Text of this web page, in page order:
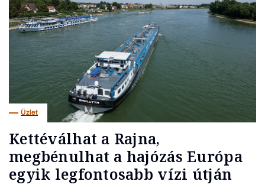
Üzlet
Kettéválhat a Rajna,
megbénulhat a hajózás Európa
egyik legfontosabb vízi útján